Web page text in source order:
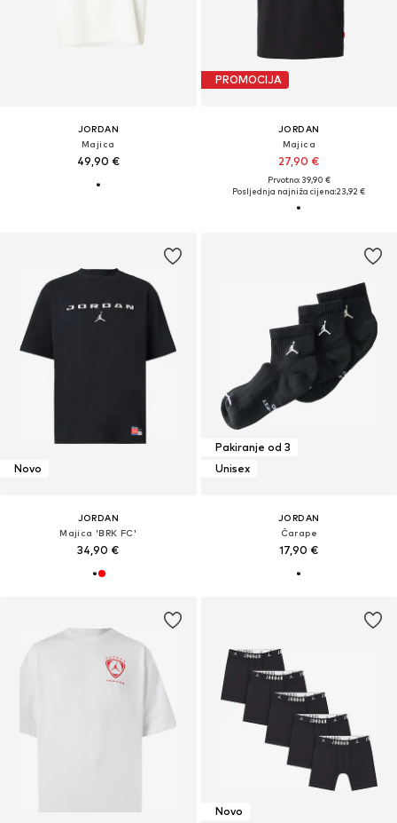
JORDAN
Majica
49,90 €
PROMOCIJA
JORDAN
Majica
27,90 €
Prvotno: 39,90 €
Posljednja najniža cijena:23,92 €
Novo
JORDAN
Majica 'BRK FC'
34,90 €
Pakiranje od 3
Unisex
JORDAN
Čarape
17,90 €
Novo